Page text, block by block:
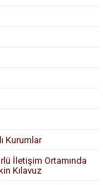
Kurumlar
İletişim Ortamında
Kılavuz